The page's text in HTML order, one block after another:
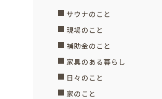
サウナのこと
現場のこと
補助金のこと
家具のある暮らし
日々のこと
家のこと